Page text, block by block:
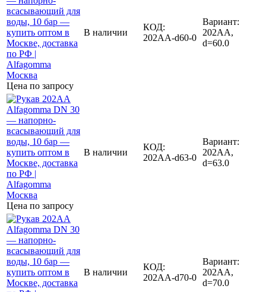
Цена по запросу
В наличии
КОД:
202AA-d60-0
Вариант:
202AA,
d=60.0
Цена по запросу
В наличии
КОД:
202AA-d63-0
Вариант:
202AA,
d=63.0
В наличии
КОД:
202AA-d70-0
Вариант:
202AA,
d=70.0